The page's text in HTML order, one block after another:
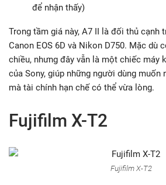
để nhận thấy)
Trong tầm giá này, A7 II là đối thủ cạnh
Canon EOS 6D và Nikon D750. Mặc dù
chiều, nhưng đây vẫn là một chiếc máy
của Sony, giúp những người dùng muốn
mà tài chính hạn chế có thể vừa lòng.
Fujifilm X-T2
Fujifilm X-T2